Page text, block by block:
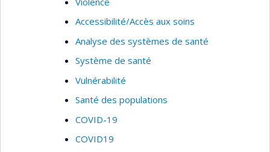
Accessibilité/Accès aux soins
Analyse des systèmes de santé
Système de santé
Vulnérabilité
Santé des populations
COVID-19
COVID19